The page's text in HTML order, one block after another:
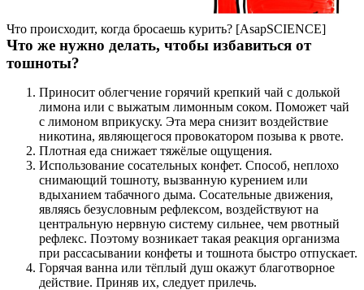
Что происходит, когда бросаешь курить? [AsapSCIENCE]
Что же нужно делать, чтобы избавиться от
тошноты?
Приносит облегчение горячий крепкий чай с долькой
лимона или с выжатым лимонным соком. Поможет чай
с лимоном вприкуску. Эта мера снизит воздействие
никотина, являющегося провокатором позыва к рвоте.
Плотная еда снижает тяжёлые ощущения.
Использование сосательных конфет. Способ, неплохо
снимающий тошноту, вызванную курением или
вдыханием табачного дыма. Сосательные движения,
являясь безусловным рефлексом, воздействуют на
центральную нервную систему сильнее, чем рвотный
рефлекс. Поэтому возникает такая реакция организма
при рассасывании конфеты и тошнота быстро отпускает.
Горячая ванна или тёплый душ окажут благотворное
действие. Приняв их, следует прилечь.